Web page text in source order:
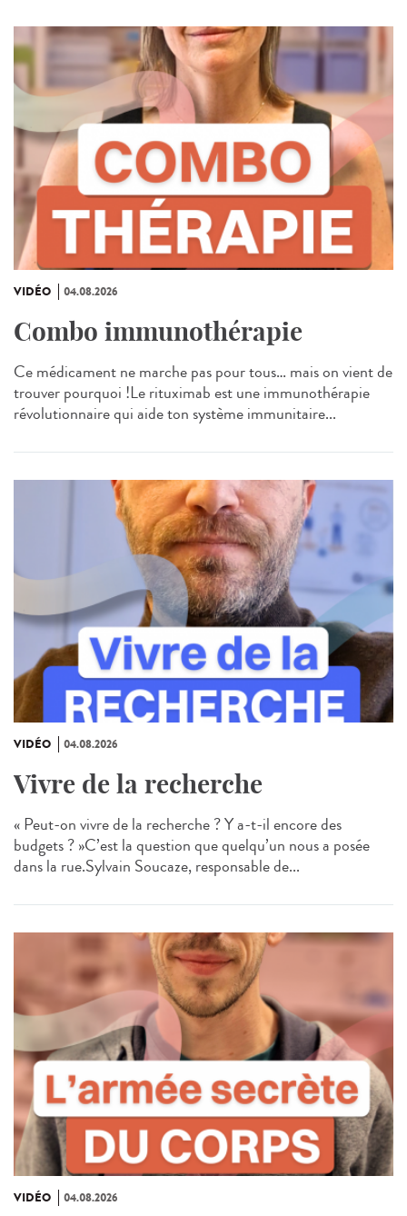
VIDÉO 04.08.2026
Combo immunothérapie
Ce médicament ne marche pas pour tous… mais on vient de
trouver pourquoi !Le rituximab est une immunothérapie
révolutionnaire qui aide ton système immunitaire...
VIDÉO 04.08.2026
Vivre de la recherche
« Peut-on vivre de la recherche ? Y a-t-il encore des
budgets ? »C’est la question que quelqu’un nous a posée
dans la rue.Sylvain Soucaze, responsable de...
VIDÉO 04.08.2026